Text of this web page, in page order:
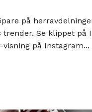
på
trender. Se klippet på
på Instagram...